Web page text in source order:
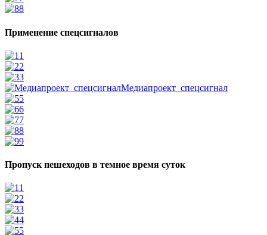
8
Применение спецсигналов
1
2
3
Медиапроект_спецсигнал
5
6
7
8
9
Пропуск пешеходов в темное время суток
1
2
3
4
5